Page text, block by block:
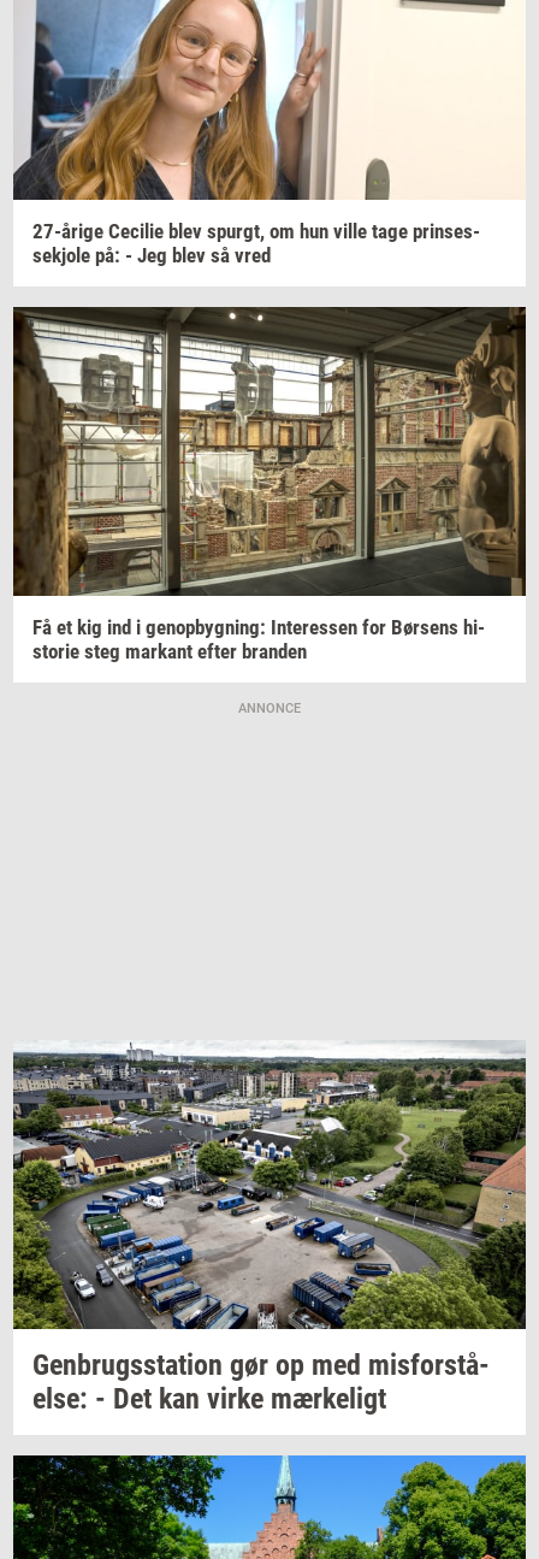
27-​årige Ce­ci­lie blev spurgt, om hun ville tage prin­ses­
sekjo­le på: - Jeg blev så vred
Få et kig ind i genop­byg­ning: In­ter­es­sen for Bør­sens hi­
sto­rie steg mar­kant efter bran­den
ANNONCE
Gen­brugs­sta­tion gør op med mis­for­stå­
el­se: - Det kan virke mær­ke­ligt